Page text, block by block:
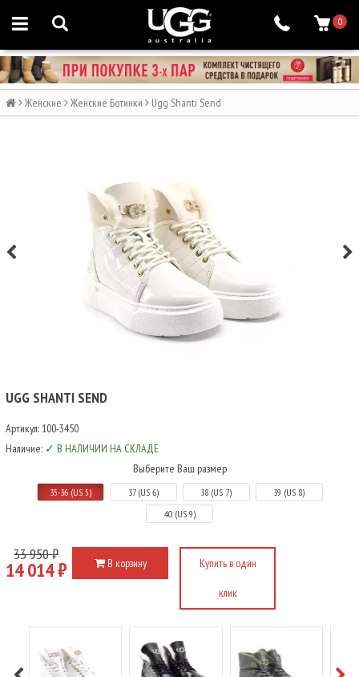
0
Женские Женские Ботинки Ugg Shanti Send
UGG SHANTI SEND
Артикул: 100-3450
Наличие: ✓ В НАЛИЧИИ НА СКЛАДЕ
Выберите Ваш размер
35-36 (US 5) 37 (US 6) 38 (US 7)
39 (US 8)
40 (US 9)
33 950 ₽
14 014 ₽ В корзину Купить в один
клик